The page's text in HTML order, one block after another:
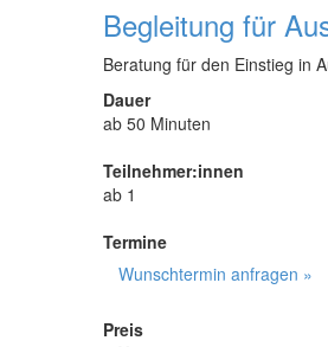
Begleitung für
Beratung für den Einstieg in
Dauer
ab 50 Minuten
Teilnehmer:innen
ab 1
Termine
Wunschtermin anfragen »
Preis